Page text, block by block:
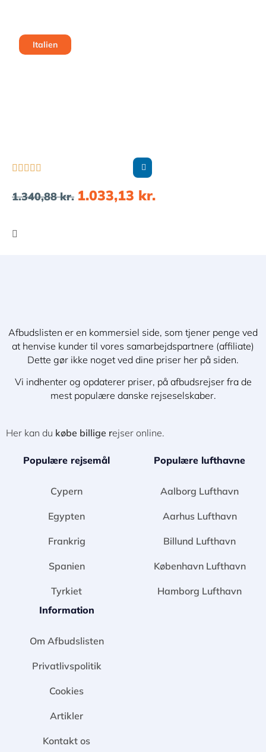
Italien
    
1.340,88kr. 1.033,13 kr.
Afbudslisten er en kommersiel side, som tjener penge ved
at henvise kunder til vores samarbejdspartnere (affiliate)
Dette gør ikke noget ved dine priser her på siden.
Vi indhenter og opdaterer priser, på afbudsrejser fra de
mest populære danske rejseselskaber.
Her kan du købe billige rejser online.
Populære rejsemål
Cypern
Egypten
Frankrig
Spanien
Tyrkiet
Populære lufthavne
Aalborg Lufthavn
Aarhus Lufthavn
Billund Lufthavn
København Lufthavn
Hamborg Lufthavn
Information
Om Afbudslisten
Privatlivspolitik
Cookies
Artikler
Kontakt os